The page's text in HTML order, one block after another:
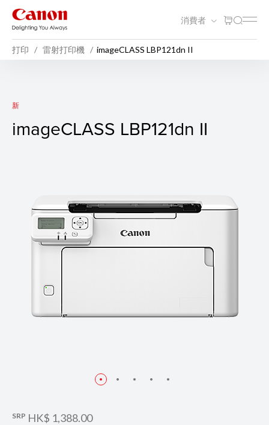
消費者
打印 雷射打印機 imageCLASS LBP121dn II
imageCLASS LBP121dn II
新
imageCLASS LBP121dn II
SRP HK$ 1,388.00